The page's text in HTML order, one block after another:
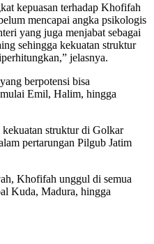
kepuasan terhadap Khofifah
mencapai angka psikologis
yang juga menjabat sebagai
sehingga kekuatan struktur
jelasnya.
berpotensi bisa
Emil, Halim, hingga
struktur di Golkar
pertarungan Pilgub Jatim
Khofifah unggul di semua
Kuda, Madura, hingga